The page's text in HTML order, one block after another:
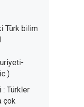
Türk bilim
)
: Türkler
çok